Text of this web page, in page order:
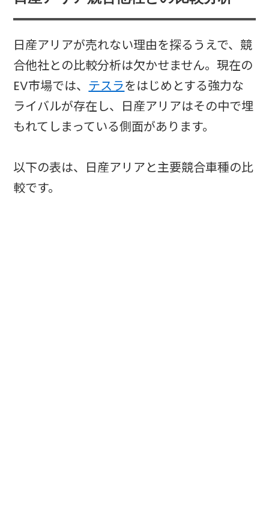
日産アリアが売れない理由を探るうえで、競
合他社との比較分析は欠かせません。現在の
EV市場では、 テスラをはじめとする強力な
ライバルが存在し、日産アリアはその中で埋
もれてしまっている側面があります。
以下の表は、日産アリアと主要競合車種の比
較です。